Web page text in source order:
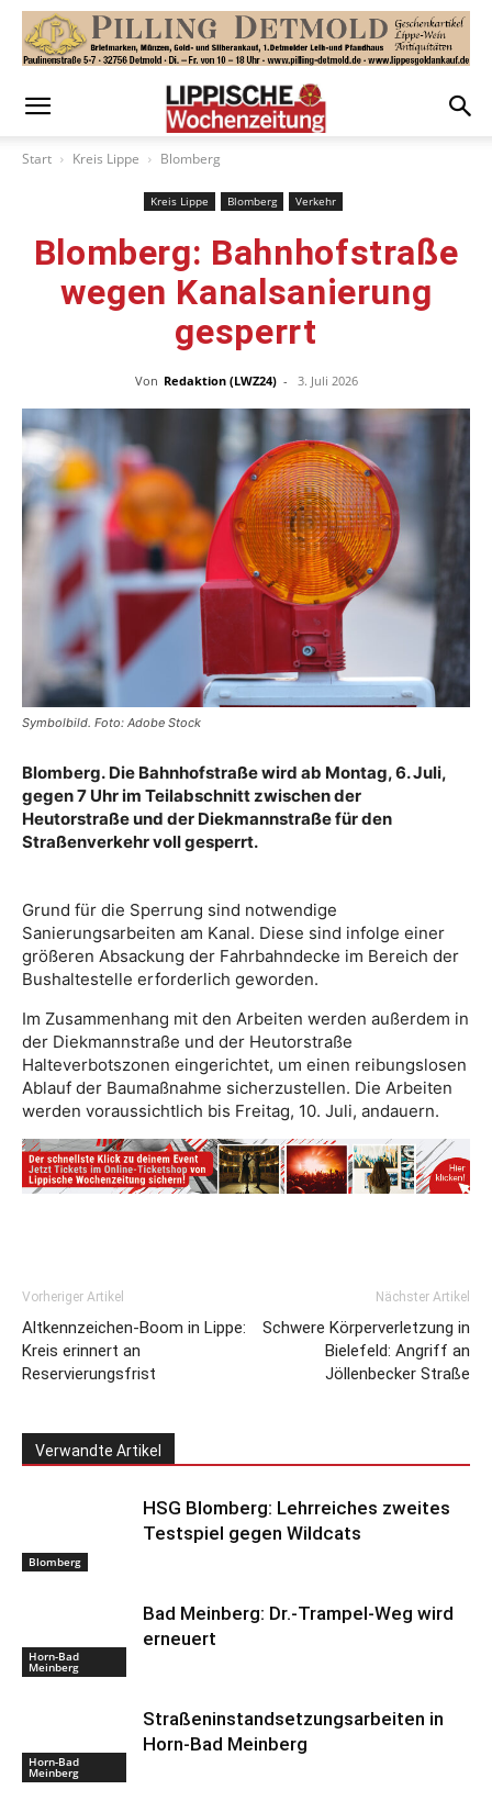
Start Kreis Lippe Blomberg
Kreis Lippe Blomberg Verkehr
Blomberg: Bahnhofstraße
wegen Kanalsanierung
gesperrt
Von Redaktion (LWZ24) - 3. Juli 2026
Symbolbild. Foto: Adobe Stock
Blomberg. Die Bahnhofstraße wird ab Montag, 6. Juli,
gegen 7 Uhr im Teilabschnitt zwischen der
Heutorstraße und der Diekmannstraße für den
Straßenverkehr voll gesperrt.
Grund für die Sperrung sind notwendige
Sanierungsarbeiten am Kanal. Diese sind infolge einer
größeren Absackung der Fahrbahndecke im Bereich der
Bushaltestelle erforderlich geworden.
Im Zusammenhang mit den Arbeiten werden außerdem in
der Diekmannstraße und der Heutorstraße
Halteverbotszonen eingerichtet, um einen reibungslosen
Ablauf der Baumaßnahme sicherzustellen. Die Arbeiten
werden voraussichtlich bis Freitag, 10. Juli, andauern.
Vorheriger Artikel
Altkennzeichen-Boom in Lippe:
Kreis erinnert an
Reservierungsfrist
Nächster Artikel
Schwere Körperverletzung in
Bielefeld: Angriff an
Jöllenbecker Straße
Verwandte Artikel
Blomberg
HSG Blomberg: Lehrreiches zweites
Testspiel gegen Wildcats
Horn-Bad
Meinberg
Bad Meinberg: Dr.-Trampel-Weg wird
erneuert
Horn-Bad
Meinberg
Straßeninstandsetzungsarbeiten in
Horn-Bad Meinberg